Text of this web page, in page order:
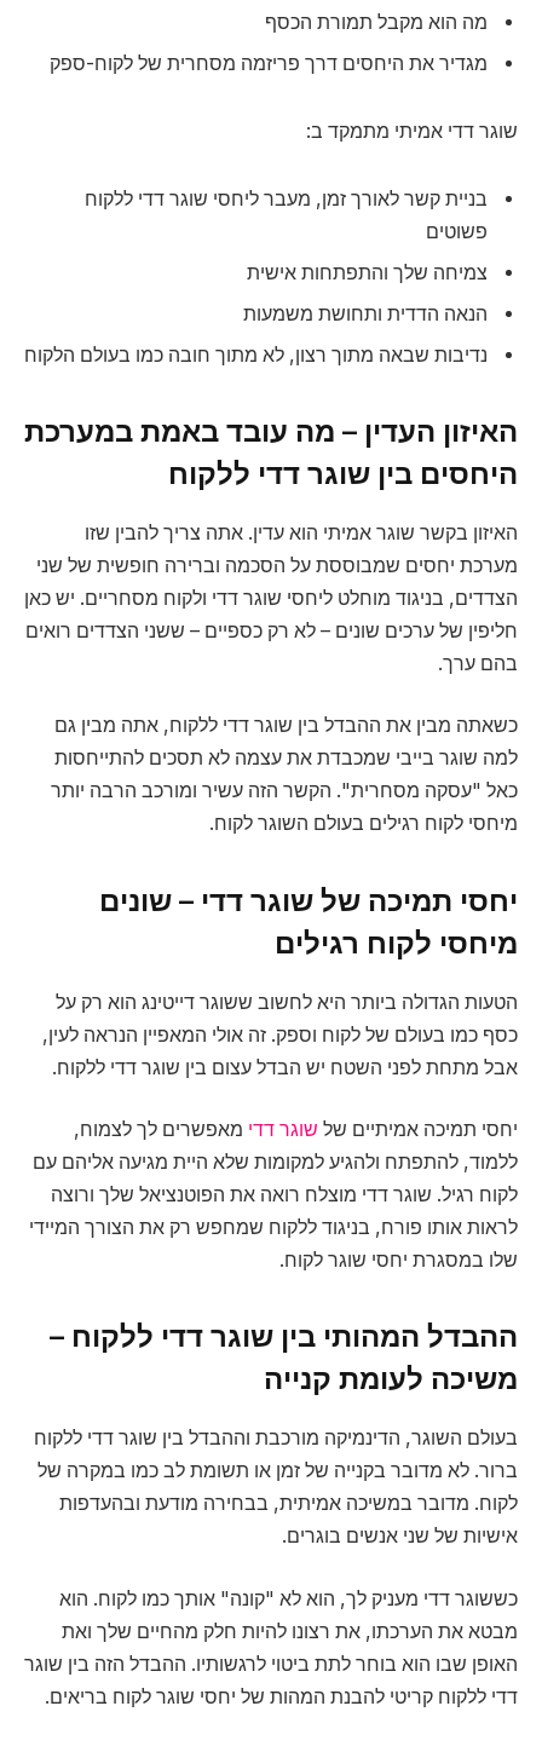
מה הוא מקבל תמורת הכסף
מגדיר את היחסים דרך פריזמה מסחרית של לקוח-ספק
שוגר דדי אמיתי מתמקד ב:
בניית קשר לאורך זמן, מעבר ליחסי שוגר דדי ללקוח
פשוטים
צמיחה שלך והתפתחות אישית
הנאה הדדית ותחושת משמעות
נדיבות שבאה מתוך רצון, לא מתוך חובה כמו בעולם הלקוח
האיזון העדין – מה עובד באמת במערכת
היחסים בין שוגר דדי ללקוח
האיזון בקשר שוגר אמיתי הוא עדין. אתה צריך להבין שזו
מערכת יחסים שמבוססת על הסכמה וברירה חופשית של שני
הצדדים, בניגוד מוחלט ליחסי שוגר דדי ולקוח מסחריים. יש כאן
חליפין של ערכים שונים – לא רק כספיים – ששני הצדדים רואים
בהם ערך.
כשאתה מבין את ההבדל בין שוגר דדי ללקוח, אתה מבין גם
למה שוגר בייבי שמכבדת את עצמה לא תסכים להתייחסות
כאל "עסקה מסחרית". הקשר הזה עשיר ומורכב הרבה יותר
מיחסי לקוח רגילים בעולם השוגר לקוח.
יחסי תמיכה של שוגר דדי – שונים
מיחסי לקוח רגילים
הטעות הגדולה ביותר היא לחשוב ששוגר דייטינג הוא רק על
כסף כמו בעולם של לקוח וספק. זה אולי המאפיין הנראה לעין,
אבל מתחת לפני השטח יש הבדל עצום בין שוגר דדי ללקוח.
יחסי תמיכה אמיתיים של שוגר דדי מאפשרים לך לצמוח,
ללמוד, להתפתח ולהגיע למקומות שלא היית מגיעה אליהם עם
לקוח רגיל. שוגר דדי מוצלח רואה את הפוטנציאל שלך ורוצה
לראות אותו פורח, בניגוד ללקוח שמחפש רק את הצורך המיידי
שלו במסגרת יחסי שוגר לקוח.
ההבדל המהותי בין שוגר דדי ללקוח –
משיכה לעומת קנייה
בעולם השוגר, הדינמיקה מורכבת וההבדל בין שוגר דדי ללקוח
ברור. לא מדובר בקנייה של זמן או תשומת לב כמו במקרה של
לקוח. מדובר במשיכה אמיתית, בבחירה מודעת ובהעדפות
אישיות של שני אנשים בוגרים.
כששוגר דדי מעניק לך, הוא לא "קונה" אותך כמו לקוח. הוא
מבטא את הערכתו, את רצונו להיות חלק מהחיים שלך ואת
האופן שבו הוא בוחר לתת ביטוי לרגשותיו. ההבדל הזה בין שוגר
דדי ללקוח קריטי להבנת המהות של יחסי שוגר לקוח בריאים.